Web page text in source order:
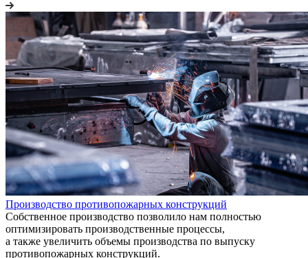
Производство противопожарных конструкций
Собственное производство позволило нам полностью
оптимизировать производственные процессы,
а также увеличить объемы производства по выпуску
противопожарных конструкций.